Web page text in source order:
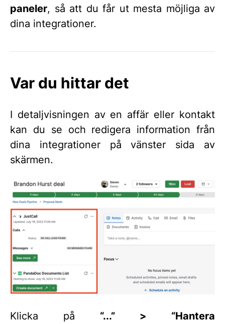
paneler, så att du får ut mesta möjliga av
dina integrationer.
Var du hittar det
I detaljvisningen av en affär eller kontakt
kan du se och redigera information från
dina integrationer på vänster sida av
skärmen.
Klicka på “...” > “Hantera